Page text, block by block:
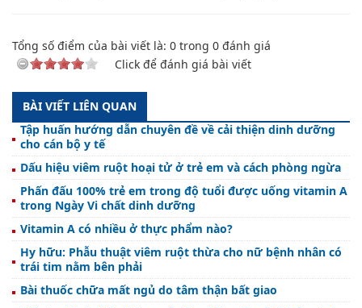
Tổng số điểm của bài viết là: 0 trong 0 đánh giá
Click để đánh giá bài viết
BÀI VIẾT LIÊN QUAN
Tập huấn hướng dẫn chuyên đề về cải thiện dinh dưỡng
cho cán bộ y tế
Dấu hiệu viêm ruột hoại tử ở trẻ em và cách phòng ngừa
Phấn đấu 100% trẻ em trong độ tuổi được uống vitamin A
trong Ngày Vi chất dinh dưỡng
Vitamin A có nhiều ở thực phẩm nào?
Hy hữu: Phẫu thuật viêm ruột thừa cho nữ bệnh nhân có
trái tim nằm bên phải
Bài thuốc chữa mất ngủ do tâm thận bất giao